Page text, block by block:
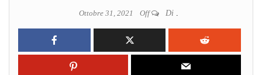
Ottobre 31, 2021 Off Di .